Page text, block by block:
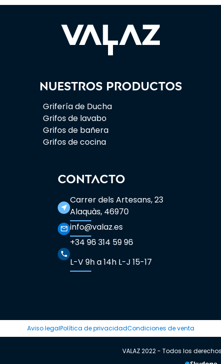
Nuestros productos
Grifería de Ducha
Grifos de lavabo
Grifos de bañera
Grifos de cocina
CONTACTO
near_me
Carrer dels Artesans, 23
Alaquàs, 46970
mail_outline info@valaz.es
phone
+34 96 314 59 96
L-V 9h a 14h L-J 15-17
Aviso legalPolítica de privacidadCondiciones de venta
VALAZ 2022 - Todos los